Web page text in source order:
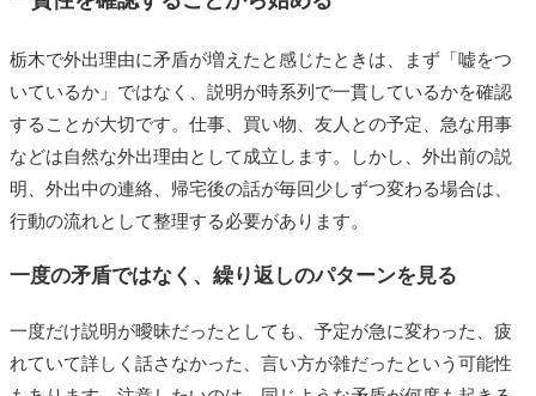
栃木で外出理由に矛盾が増えたと感じたときは、まず「嘘をつ
いているか」ではなく、説明が時系列で一貫しているかを確認
することが大切です。仕事、買い物、友人との予定、急な用事
などは自然な外出理由として成立します。しかし、外出前の説
明、外出中の連絡、帰宅後の話が毎回少しずつ変わる場合は、
行動の流れとして整理する必要があります。
一度の矛盾ではなく、繰り返しのパターンを見る
一度だけ説明が曖昧だったとしても、予定が急に変わった、疲
れていて詳しく話さなかった、言い方が雑だったという可能性